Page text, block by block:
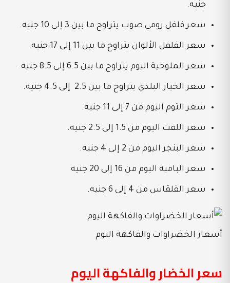
جنيه.
سعر فلفل رومي صوب يتراوح ما بين 3 إلى 10 جنيه.
سعر الفلفل الألوان يتراوح ما بين 11 إلى 17 جنيه.
سعر الملوخية اليوم يتراوح ما بين 6.5 إلى 8.5 جنيه.
سعر الخيار البلدي يتراوح ما بين 2.5 إلى 4.5 جنيه.
سعر الثوم اليوم من 7 إلى 11 جنيه.
سعر اللفت اليوم من 1.5 إلى 2.5 جنيه.
سعر البنجر اليوم من 2 إلى 4 جنيه.
سعر البامية اليوم من 16 إلى 20 جنيه
سعر القلقاس من 4 إلى 6 جنيه.
أسعار الخضراوات والفاكهة اليوم
سعر الخضار والفاكهة اليوم